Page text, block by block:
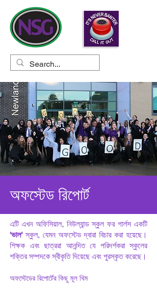
অফস্টেড রিপোর্ট
এটি এখন অফিসিয়াল, নিউল্যান্ড স্কুল ফর গার্লস একটি
'ভাল' স্কুল, যেমন অফস্টেড দ্বারা বিচার করা হয়েছে।
শিক্ষক এবং ছাত্ররা আনন্দিত যে পরিদর্শকরা স্কুলের
শক্তির সম্পদকে স্বীকৃতি দিয়েছে এবং পুরস্কৃত করেছে।
অফস্টেডের রিপোর্টের কিছু মূল থিম